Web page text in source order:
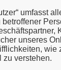
umfasst
unseres
wie
zu verstehen.